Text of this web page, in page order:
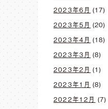
2023年6月 (17)
2023年5月 (20)
2023年4月 (18)
2023年3月 (8)
2023年2月 (1)
2023年1月 (8)
2022年12月 (7)